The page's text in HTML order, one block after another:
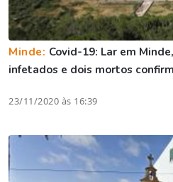
Minde: Covid-19: Lar em
infetados e dois mortos
23/11/2020 às 16:39